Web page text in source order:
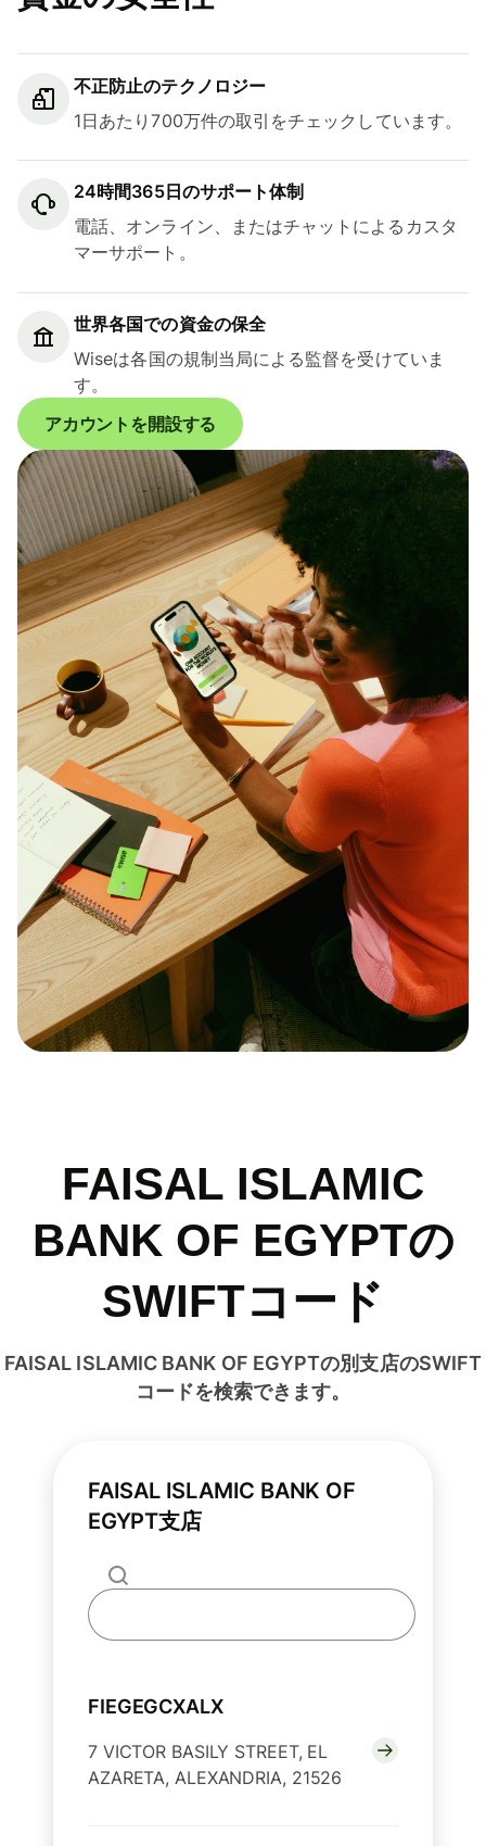
不正防止のテクノロジー
1日あたり700万件の取引をチェックしています。
24時間365日のサポート体制
電話、オンライン、またはチャットによるカスタ
マーサポート。
世界各国での資金の保全
Wiseは各国の規制当局による監督を受けていま
す。
アカウントを開設する
FAISAL ISLAMIC
BANK OF EGYPTの
SWIFTコード
FAISAL ISLAMIC BANK OF EGYPTの別支店のSWIFT
コードを検索できます。
FAISAL ISLAMIC BANK OF
EGYPT支店
FIEGEGCXALX
7 VICTOR BASILY STREET, EL
AZARETA, ALEXANDRIA, 21526